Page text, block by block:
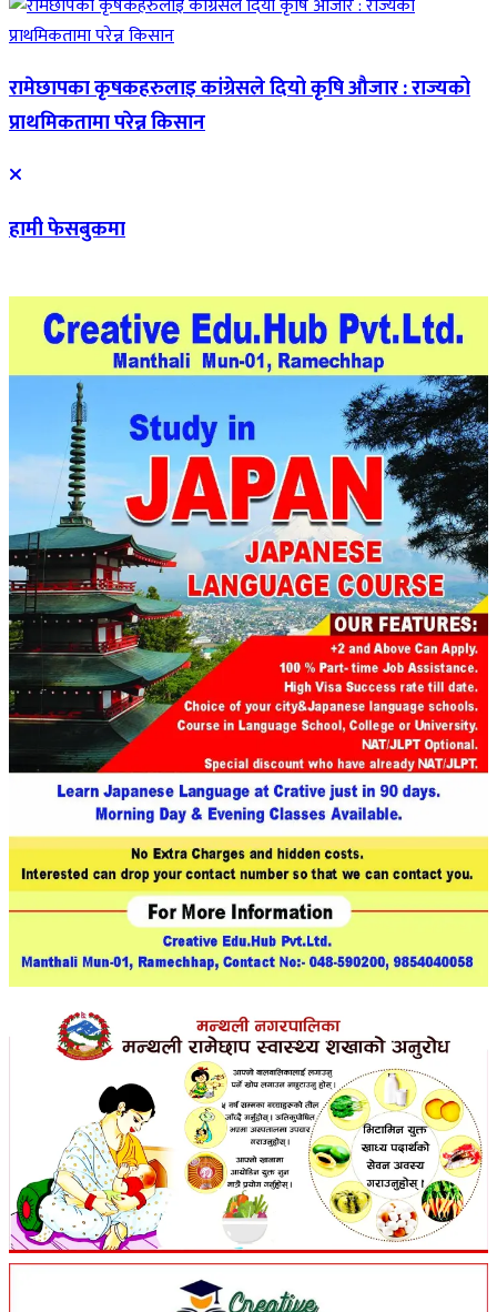
रामेछापका कृषकहरुलाइ कांग्रेसले दियो कृषि औजार : राज्यको
प्राथमिकतामा परेन्न किसान
हामी फेसबुकमा